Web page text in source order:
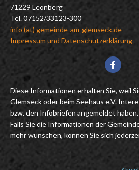
71229 Leonberg
Tel. 07152/33123-300
info (at) gemeinde-am-glemseck.de
Impressum und Datenschutzerklärung
Diese Informationen erhalten Sie, weil
Glemseck oder beim Seehaus e.V.
bzw. den Infobriefen angemeldet haben.
Falls Sie die Informationen der
mehr wünschen, können Sie sich